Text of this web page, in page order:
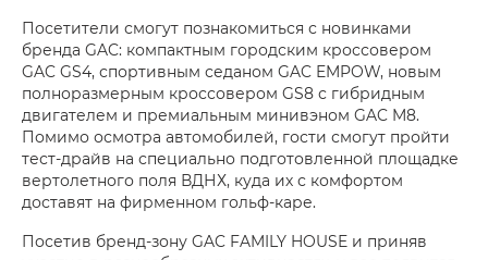
Посетители смогут познакомиться с новинками
бренда GAC: компактным городским кроссовером
GAC GS4, спортивным седаном GAC EMPOW, новым
полноразмерным кроссовером GS8 с гибридным
двигателем и премиальным минивэном GAC M8.
Помимо осмотра автомобилей, гости смогут пройти
тест-драйв на специально подготовленной площадке
вертолетного поля ВДНХ, куда их с комфортом
доставят на фирменном гольф-каре.
Посетив бренд-зону GAC FAMILY HOUSE и приняв